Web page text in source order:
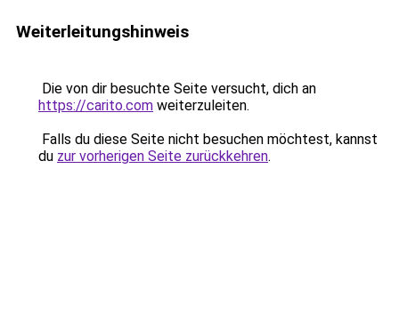
Weiterleitungshinweis
Die von dir besuchte Seite versucht, dich an
https://carito.com weiterzuleiten.
Falls du diese Seite nicht besuchen möchtest, kannst
du zur vorherigen Seite zurückkehren.